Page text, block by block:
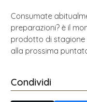
Consumate
preparazioni? è il
prodotto di stagione
alla prossima
Condividi